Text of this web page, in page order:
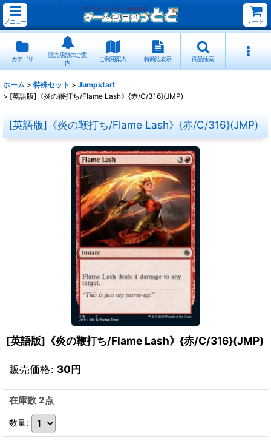
メニュー カート
カテゴリ
販売店舗のご案
内
ご利用案内 特商法表示 商品検索
ホーム > 特殊セット > Jumpstart
> [英語版]《炎の鞭打ち/Flame Lash》{赤/C/316}(JMP)
[英語版]《炎の鞭打ち/Flame Lash》{赤/C/316}(JMP)
[英語版]《炎の鞭打ち/Flame Lash》{赤/C/316}(JMP)
販売価格: 30円
在庫数 2点
数量: